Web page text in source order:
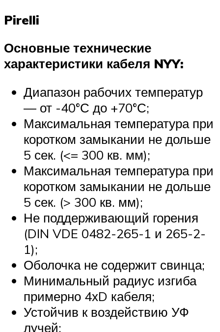
Pirelli
Основные технические
характеристики кабеля NYY:
Диапазон рабочих температур
— от -40°С до +70°С;
Максимальная температура при
коротком замыкании не дольше
5 сек. (<= 300 кв. мм);
Максимальная температура при
коротком замыкании не дольше
5 сек. (> 300 кв. мм);
Не поддерживающий горения
(DIN VDE 0482-265-1 и 265-2-
1);
Оболочка не содержит свинца;
Минимальный радиус изгиба
примерно 4хD кабеля;
Устойчив к воздействию УФ
лучей;